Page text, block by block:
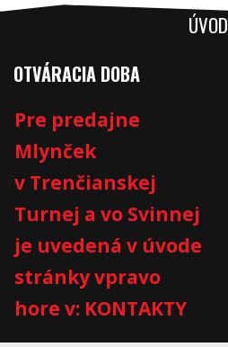
ÚVOD
OTVÁRACIA DOBA
Pre predajne
Mlynček
v Trenčianskej
Turnej a vo Svinnej
je uvedená v úvode
stránky vpravo
hore v: KONTAKTY